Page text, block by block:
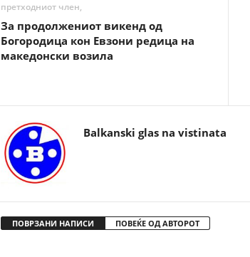
претходниот член,
За продолжениот викенд од
Богородица кон Евзони редица на
македонски возила
Balkanski glas na vistinata
ПОВРЗАНИ НАПИСИ ПОВЕЌЕ ОД АВТОРОТ